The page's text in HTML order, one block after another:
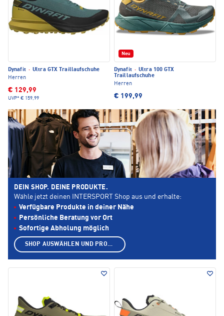
Dynafit · Ultra GTX Traillaufschuhe
Herren
€ 129,99
UVP* € 159,99
Neu
Dynafit · Ultra 100 GTX
Traillaufschuhe
Herren
€ 199,99
DEIN SHOP. DEINE PRODUKTE.
Wähle jetzt deinen INTERSPORT Shop aus und erhalte:
Verfügbare Produkte in deiner Nähe
Persönliche Beratung vor Ort
Sofortige Abholung möglich
SHOP AUSWÄHLEN UND PRODUKTE ANZEIGEN